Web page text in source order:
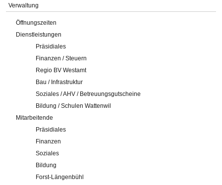
Verwaltung
Öffnungszeiten
Dienstleistungen
Präsidiales
Finanzen / Steuern
Regio BV Westamt
Bau / Infrastruktur
Soziales / AHV / Betreuungsgutscheine
Bildung / Schulen Wattenwil
Mitarbeitende
Präsidiales
Finanzen
Soziales
Bildung
Forst-Längenbühl